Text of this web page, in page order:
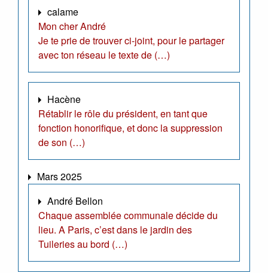
calame
Mon cher André
Je te prie de trouver ci-joint, pour le partager
avec ton réseau le texte de (…)
Hacène
Rétablir le rôle du président, en tant que
fonction honorifique, et donc la suppression
de son (…)
Mars 2025
André Bellon
Chaque assemblée communale décide du
lieu. A Paris, c’est dans le jardin des
Tuileries au bord (…)